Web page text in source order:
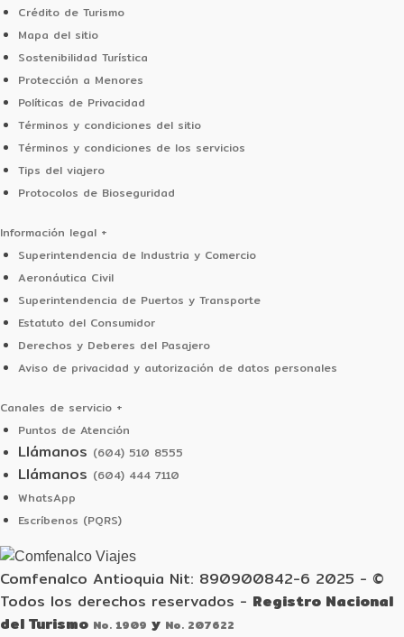
Crédito de Turismo
Mapa del sitio
Sostenibilidad Turística
Protección a Menores
Políticas de Privacidad
Términos y condiciones del sitio
Términos y condiciones de los servicios
Tips del viajero
Protocolos de Bioseguridad
Información legal +
Superintendencia de Industria y Comercio
Aeronáutica Civil
Superintendencia de Puertos y Transporte
Estatuto del Consumidor
Derechos y Deberes del Pasajero
Aviso de privacidad y autorización de datos personales
Canales de servicio +
Puntos de Atención
Llámanos (604) 510 8555
Llámanos (604) 444 7110
WhatsApp
Escríbenos (PQRS)
Comfenalco Antioquia Nit: 890900842-6 2025 - ©
Todos los derechos reservados - Registro Nacional
del Turismo No. 1909 y No. 207622